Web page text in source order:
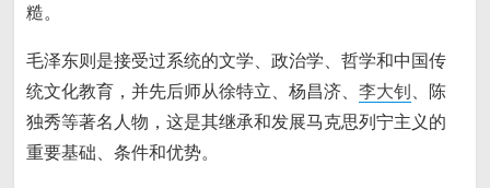
糙。
毛泽东则是接受过系统的文学、政治学、哲学和中国传
统文化教育，并先后师从徐特立、杨昌济、李大钊、陈
独秀等著名人物，这是其继承和发展马克思列宁主义的
重要基础、条件和优势。